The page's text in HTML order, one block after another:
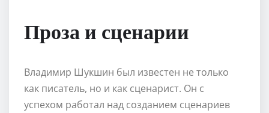
Проза и сценарии
Владимир Шукшин был известен не только
как писатель, но и как сценарист. Он с
успехом работал над созданием сценариев